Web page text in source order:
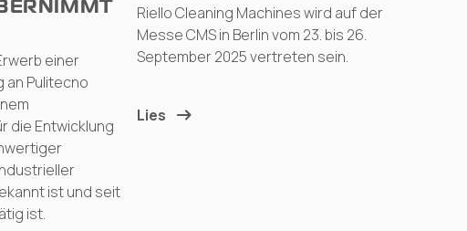
einer
Pulitecno
die Entwicklung
ist und seit
ist.
Riello Cleaning Machines wird auf der
Messe CMS in Berlin vom 23. bis 26.
September 2025 vertreten sein.
Lies